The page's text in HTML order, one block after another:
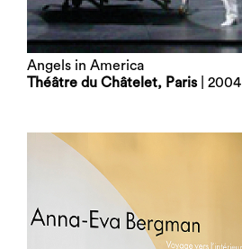
Angels in America
Théâtre du Châtelet, Paris| 2004